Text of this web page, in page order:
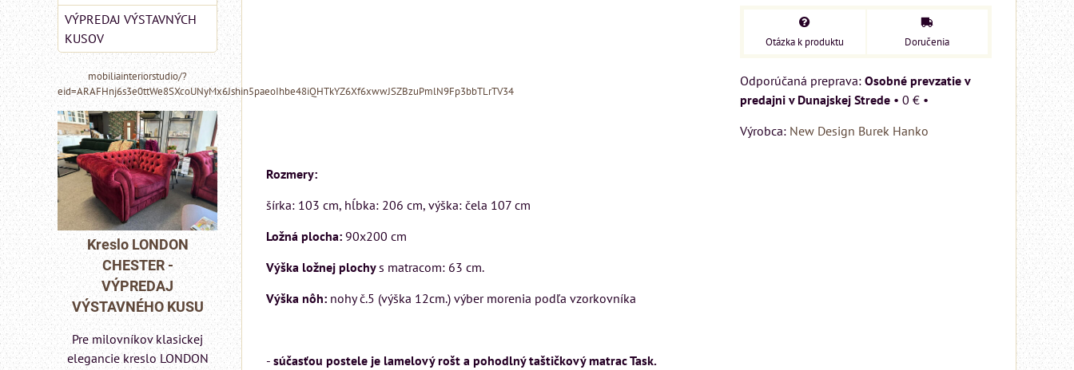
Otázka k produktu Doručenia
Osobné prevzatie v
predajni v Dunajskej Strede • 0 € •
Výrobca: New Design Burek Hanko
Rozmery:
šírka: 103 cm, hĺbka: 206 cm, výška: čela 107 cm
Ložná plocha: 90x200 cm
Výška ložnej plochys matracom: 63 cm.
Výška nôh: nohy č.5 (výška 12cm.) výber morenia podľa vzorkovníka
- súčasťou postele je lamelový rošt a pohodlný taštičkový matrac Task.
VÝPREDAJ VÝSTAVNÝCH
KUSOV
mobiliainteriorstudio/?
eid=ARAFHnj6s3e0ttWe8SXcoUNyMx6Jshin5paeoIhbe48iQHTkYZ6Xf6xwwJSZBzuPmlN9Fp3bbTLrTV34
MIZAR - talianský
matrac 175x200 cm
Matrac MIZAR od
talianskeho systému
Rinaldi Bed System
ponúka...
699 €s DPH
Pohovka LONDON
CHESTER -
VÝSTAVNÉHO KUSU
Pre milovníkov klasickej
elegancie kreslo a
CHESTER -
VÝSTAVNÉHO KUSU
elegancie kreslo LONDON
Rinaldi Bed System